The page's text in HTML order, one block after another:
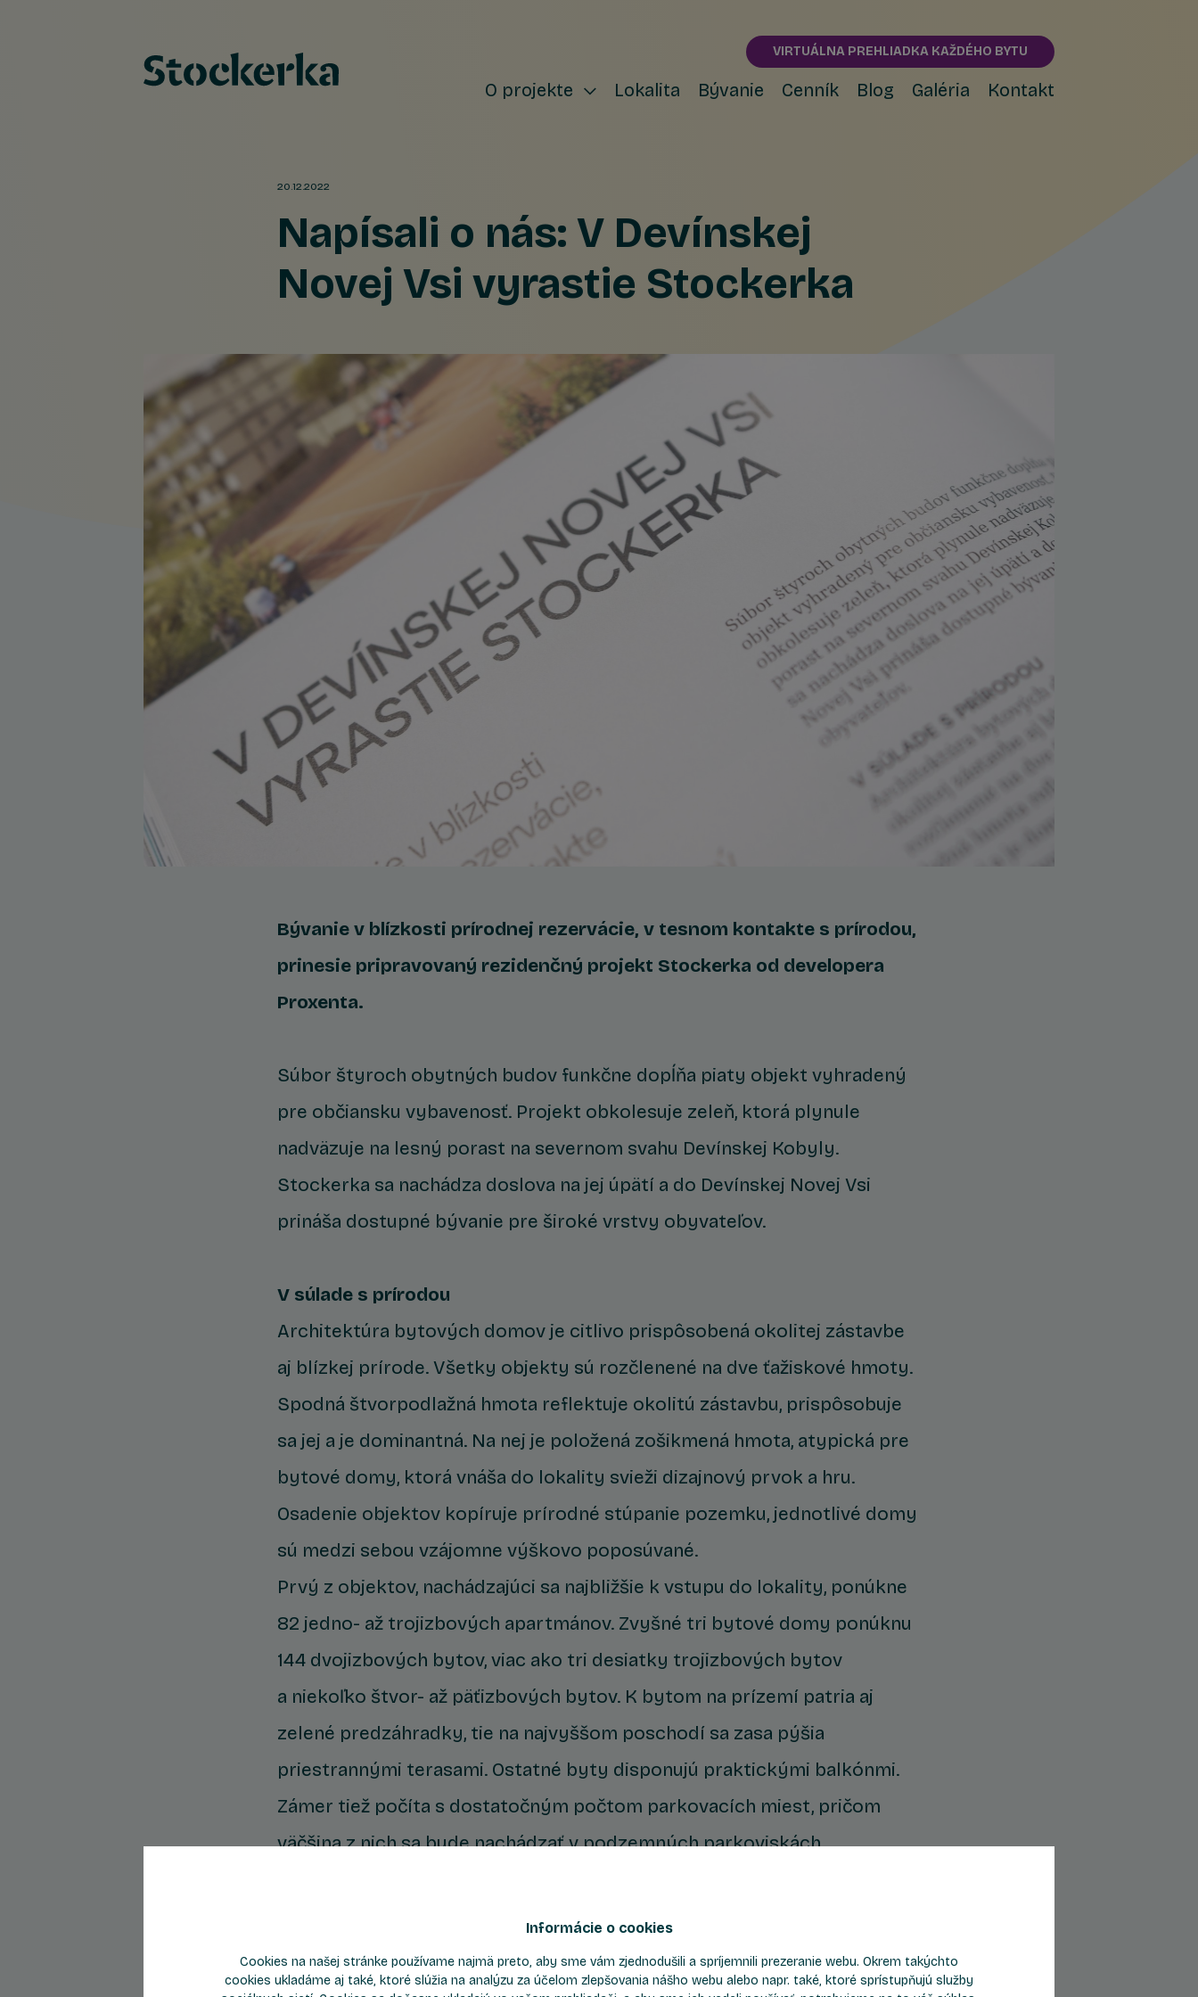
VIRTUÁLNA PREHLIADKA KAŽDÉHO BYTU
O projekte Lokalita Bývanie Cenník Blog Galéria Kontakt
20.12.2022
Napísali o nás: V Devínskej
Novej Vsi vyrastie Stockerka
Bývanie v blízkosti prírodnej rezervácie, v tesnom kontakte s prírodou,
prinesie pripravovaný rezidenčný projekt Stockerka od developera
Proxenta.
Súbor štyroch obytných budov funkčne dopĺňa piaty objekt vyhradený
pre občiansku vybavenosť. Projekt obkolesuje zeleň, ktorá plynule
nadväzuje na lesný porast na severnom svahu Devínskej Kobyly.
Stockerka sa nachádza doslova na jej úpätí a do Devínskej Novej Vsi
prináša dostupné bývanie pre široké vrstvy obyvateľov.
V súlade s prírodou
Architektúra bytových domov je citlivo prispôsobená okolitej zástavbe
aj blízkej prírode. Všetky objekty sú rozčlenené na dve ťažiskové hmoty.
Spodná štvorpodlažná hmota reflektuje okolitú zástavbu, prispôsobuje
sa jej a je dominantná. Na nej je položená zošikmená hmota, atypická pre
bytové domy, ktorá vnáša do lokality svieži dizajnový prvok a hru.
Osadenie objektov kopíruje prírodné stúpanie pozemku, jednotlivé domy
sú medzi sebou vzájomne výškovo poposúvané.
Prvý z objektov, nachádzajúci sa najbližšie k vstupu do lokality, ponúkne
82 jedno- až trojizbových apartmánov. Zvyšné tri bytové domy ponúknu
144 dvojizbových bytov, viac ako tri desiatky trojizbových bytov
a niekoľko štvor- až päťizbových bytov. K bytom na prízemí patria aj
zelené predzáhradky, tie na najvyššom poschodí sa zasa pýšia
priestrannými terasami. Ostatné byty disponujú praktickými balkónmi.
Zámer tiež počíta s dostatočným počtom parkovacích miest, pričom
väčšina z nich sa bude nachádzať v podzemných parkoviskách.
Dispozične sú byty navrhnuté tak, aby sa dali ľahko a účelne zariadiť.
Z celkového počtu bytov tvoria najvyšší podiel štartovacie, dvojizbové
Informácie o cookies
Cookies na našej stránke používame najmä preto, aby sme vám zjednodušili a spríjemnili prezeranie webu. Okrem takýchto
cookies ukladáme aj také, ktoré slúžia na analýzu za účelom zlepšovania nášho webu alebo napr. také, ktoré sprístupňujú služby